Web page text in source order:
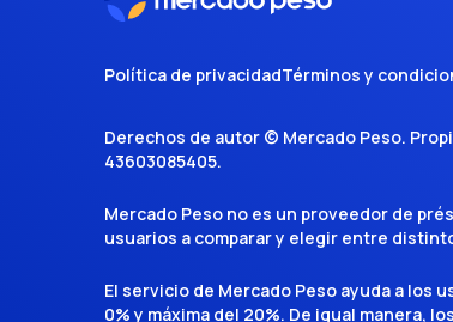
Política de privacidadTérminos y
Derechos de autor © Mercado Peso.
43603085405.
Mercado Peso no es un proveedor de
usuarios a comparar y elegir entre
El servicio de Mercado Peso ayuda a los
0% y máxima del 20%. De igual manera,